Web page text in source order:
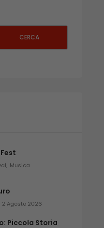
CERCA
Musica
2 Agosto 2026
Piccola Storia